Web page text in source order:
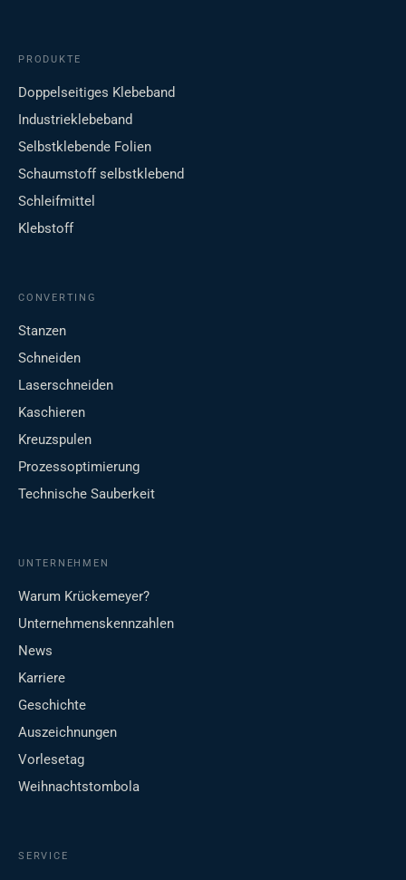
PRODUKTE
Doppelseitiges Klebeband
Industrieklebeband
Selbstklebende Folien
Schaumstoff selbstklebend
Schleifmittel
Klebstoff
CONVERTING
Stanzen
Schneiden
Laserschneiden
Kaschieren
Kreuzspulen
Prozessoptimierung
Technische Sauberkeit
UNTERNEHMEN
Warum Krückemeyer?
Unternehmenskennzahlen
News
Karriere
Geschichte
Auszeichnungen
Vorlesetag
Weihnachtstombola
SERVICE